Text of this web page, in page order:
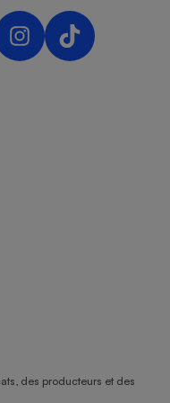
des producteurs et des